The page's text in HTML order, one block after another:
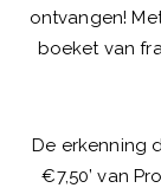
ontvangen!
boeket van
De erkenning
€7,50’ van